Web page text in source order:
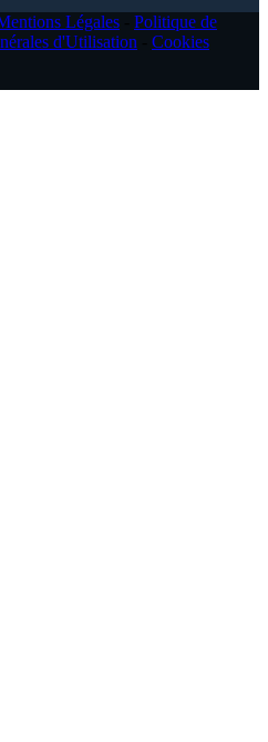
Légales
Politique de
d'Utilisation
Cookies